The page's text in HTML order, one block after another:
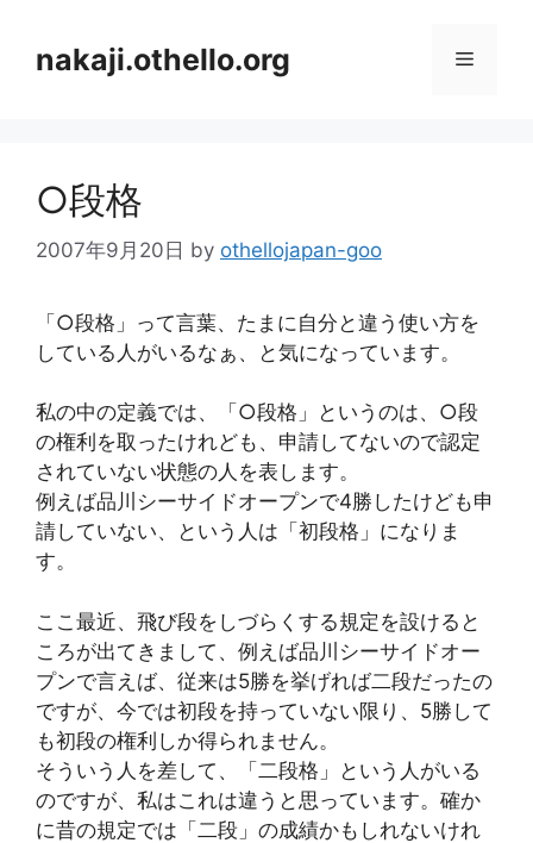
nakaji.othello.org メ
○段格
2007年9月20日 by othellojapan-goo
「○段格」って言葉、たまに自分と違う使い方を
している人がいるなぁ、と気になっています。
私の中の定義では、「○段格」というのは、○段
の権利を取ったけれども、申請してないので認定
されていない状態の人を表します。
例えば品川シーサイドオープンで4勝したけども申
請していない、という人は「初段格」になりま
す。
ここ最近、飛び段をしづらくする規定を設けると
ころが出てきまして、例えば品川シーサイドオー
プンで言えば、従来は5勝を挙げれば二段だったの
ですが、今では初段を持っていない限り、5勝して
も初段の権利しか得られません。
そういう人を差して、「二段格」という人がいる
のですが、私はこれは違うと思っています。確か
に昔の規定では「二段」の成績かもしれないけれ